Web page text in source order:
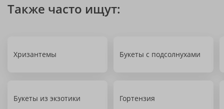
Также часто ищут:
Хризантемы Букеты с подсолнухами
Букеты из экзотики Гортензия